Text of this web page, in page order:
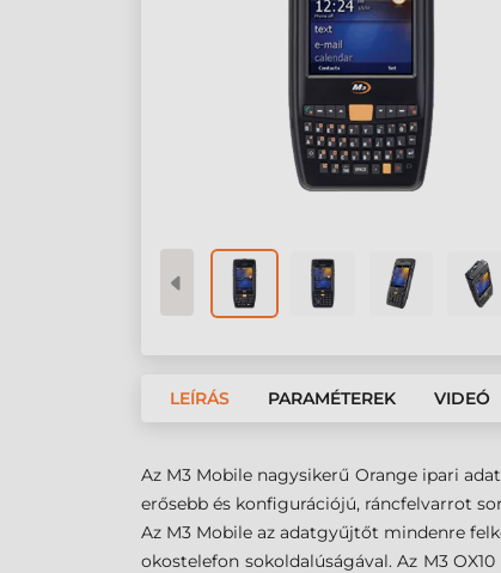
LEÍRÁS PARAMÉTEREK VIDEÓ
Az M3 Mobile nagysikerű Orange ipari
erősebb és konfigurációjú, ráncfelvarrot
Az M3 Mobile az adatgyűjtőt mindenre
okostelefon sokoldalúságával. Az M3